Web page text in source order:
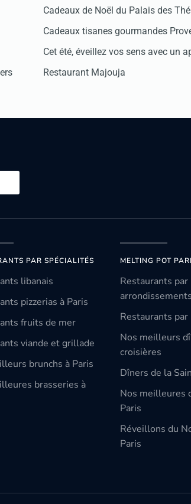
Cadeaux de Noël du Palais des
Cadeaux tisanes gourmandes
Cet été, éveillez vos sens avec un
Restaurant Majouja
PAR SPÉCIALITÉS
libanais
pizzerias à Paris
fruits de mer
viande et grillade
brunchs à Paris
brasseries à
MELTING POT
Restaurants par
arrondissements
Restaurants
Nos meilleurs
croisières
Dîners de la
Nos meilleures
Paris
Réveillons du
Paris